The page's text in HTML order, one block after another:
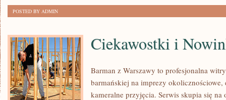
POSTED BY ADMIN
Ciekawostki i
Barman z Warszawy to profesjonalna
barmańskiej na imprezy okolicznościowe,
kameralne przyjęcia. Serwis skupia się